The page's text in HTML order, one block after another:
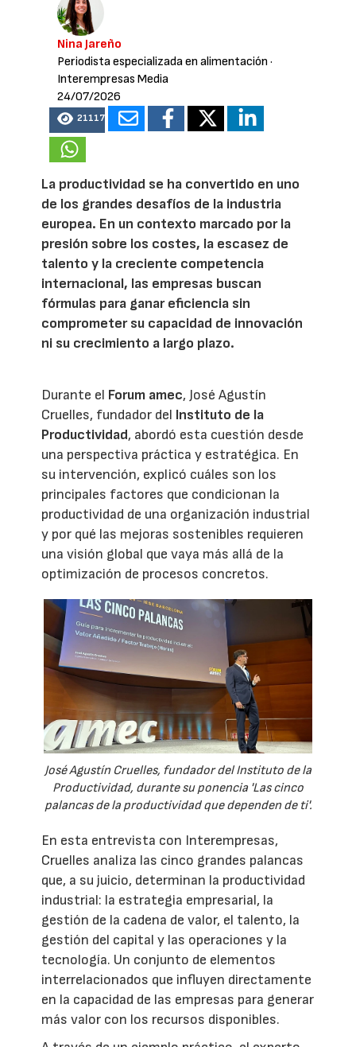
Nina Jareño
Periodista especializada en alimentación ·
Interempresas Media
24/07/2026
21117
La productividad se ha convertido en uno
de los grandes desafíos de la industria
europea. En un contexto marcado por la
presión sobre los costes, la escasez de
talento y la creciente competencia
internacional, las empresas buscan
fórmulas para ganar eficiencia sin
comprometer su capacidad de innovación
ni su crecimiento a largo plazo.
Durante el Forum amec, José Agustín
Cruelles, fundador del Instituto de la
Productividad, abordó esta cuestión desde
una perspectiva práctica y estratégica. En
su intervención, explicó cuáles son los
principales factores que condicionan la
productividad de una organización industrial
y por qué las mejoras sostenibles requieren
una visión global que vaya más allá de la
optimización de procesos concretos.
José Agustín Cruelles, fundador del Instituto de la
Productividad, durante su ponencia 'Las cinco
palancas de la productividad que dependen de ti'.
En esta entrevista con Interempresas,
Cruelles analiza las cinco grandes palancas
que, a su juicio, determinan la productividad
industrial: la estrategia empresarial, la
gestión de la cadena de valor, el talento, la
gestión del capital y las operaciones y la
tecnología. Un conjunto de elementos
interrelacionados que influyen directamente
en la capacidad de las empresas para generar
más valor con los recursos disponibles.